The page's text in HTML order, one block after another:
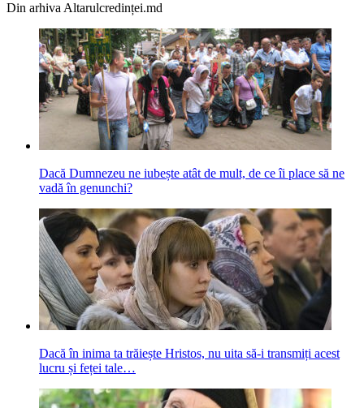
Din arhiva Altarulcredinței.md
Dacă Dumnezeu ne iubește atât de mult, de ce îi place să ne
vadă în genunchi?
Dacă în inima ta trăiește Hristos, nu uita să-i transmiți acest
lucru și feței tale…